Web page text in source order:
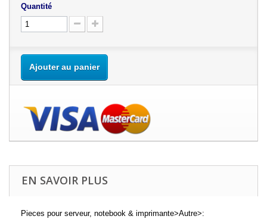
Quantité
Ajouter au panier
EN SAVOIR PLUS
Pieces pour serveur, notebook & imprimante>Autre>: